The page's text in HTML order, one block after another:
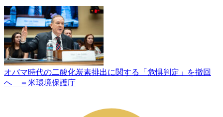
オバマ時代の二酸化炭素排出に関する「危惧判定」を撤回
へ ＝米環境保護庁